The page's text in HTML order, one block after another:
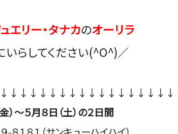
エリー・タナカのオーリラ
いらしてください(^O^)／
）〜５月８日（土）の２日間